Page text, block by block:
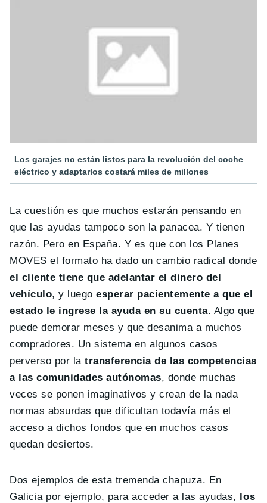
Los garajes no están listos para la revolución del coche
eléctrico y adaptarlos costará miles de millones
La cuestión es que muchos estarán pensando en
que las ayudas tampoco son la panacea. Y tienen
razón. Pero en España. Y es que con los Planes
MOVES el formato ha dado un cambio radical donde
el cliente tiene que adelantar el dinero del
vehículo, y luegoesperar pacientemente a que el
estado le ingrese la ayuda en su cuenta. Algo que
puede demorar meses y que desanima a muchos
compradores. Un sistema en algunos casos
perverso por latransferencia de las competencias
a las comunidades autónomas, donde muchas
veces se ponen imaginativos y crean de la nada
normas absurdas que dificultan todavía más el
acceso a dichos fondos que en muchos casos
quedan desiertos.
Dos ejemplos de esta tremenda chapuza. En
Galicia por ejemplo, para acceder a las ayudas, los